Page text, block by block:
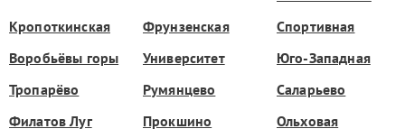
Кропоткинская
Фрунзенская
Спортивная
Воробьёвы горы
Университет
Юго-Западная
Тропарёво
Румянцево
Саларьево
Филатов Луг
Прокшино
Ольховая